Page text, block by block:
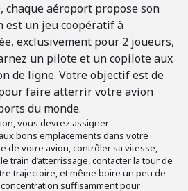
chaque aéroport propose son
est un jeu coopératif à
exclusivement pour 2 joueurs,
un pilote et un copilote aux
de ligne. Votre objectif est de
faire atterrir votre avion
du monde.
vous devrez assigner
bons emplacements dans votre
de votre avion, contrôler sa vitesse,
train d’atterrissage, contacter la tour de
trajectoire, et même boire un peu de
suffisamment pour